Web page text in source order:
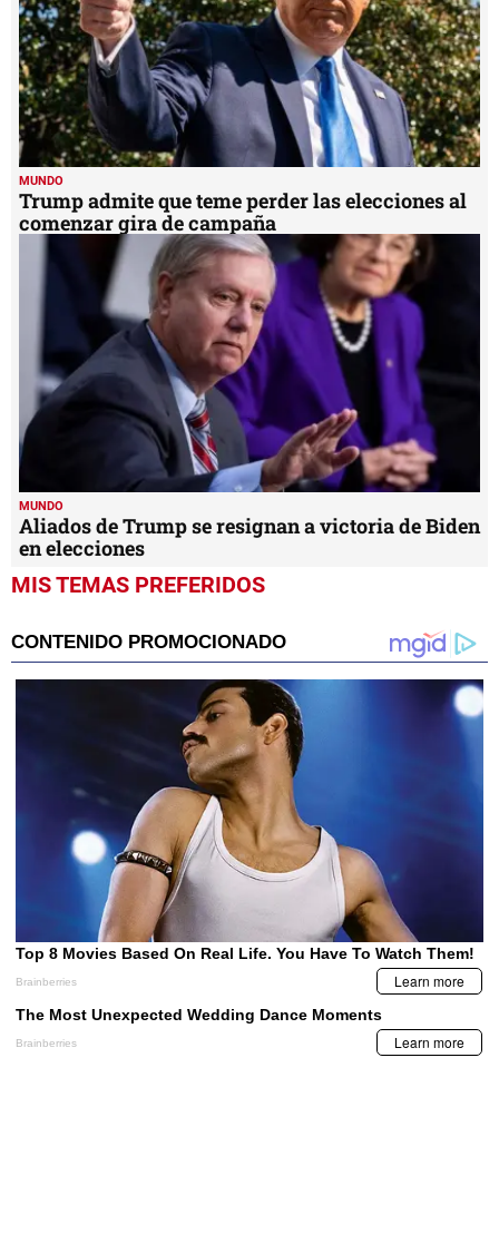
MUNDO
Trump admite que teme perder las elecciones al
comenzar gira de campaña
MUNDO
Aliados de Trump se resignan a victoria de Biden
en elecciones
MIS TEMAS PREFERIDOS